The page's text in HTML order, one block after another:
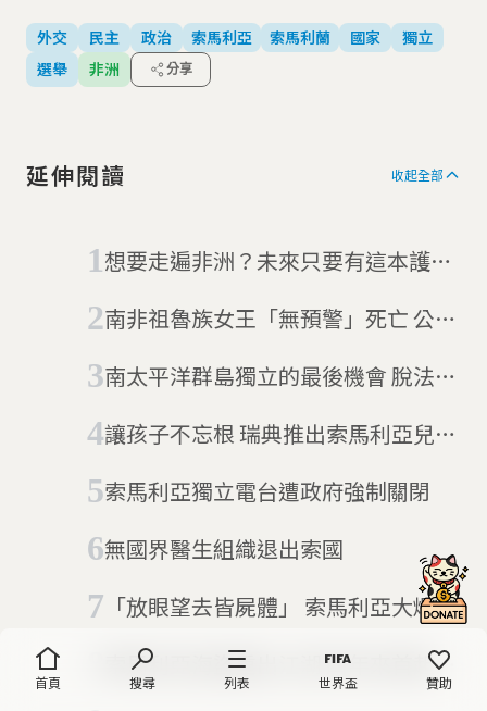
首頁 搜尋 列表 世界盃 贊助
外交 民主 政治 索馬利亞 索馬利蘭 國家
獨立
選舉
非洲 分享
延伸閱讀 收起全部
想要走遍非洲？未來只要有這本護照
南非祖魯族女王「無預警」死亡 公
南太平洋群島獨立的最後機會 脫法公
讓孩子不忘根 瑞典推出索馬利亞兒童
索馬利亞獨立電台遭政府強制關閉
無國界醫生組織退出索國
「放眼望去皆屍體」 索馬利亞大爆炸
至少276人亡
索馬利亞海盜重出江湖 四年來首起商
船被劫(03/17更新)